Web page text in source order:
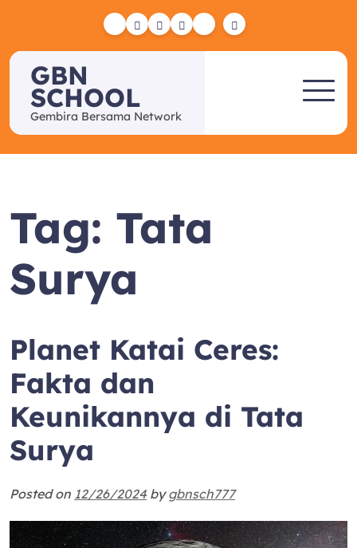
YelpFacebook
TwitterInstagram
Email
GBN
SCHOOL
Gembira Bersama Network
Tag: Tata
Surya
Planet Katai Ceres:
Fakta dan
Keunikannya di Tata
Surya
Posted on 12/26/2024bygbnsch777